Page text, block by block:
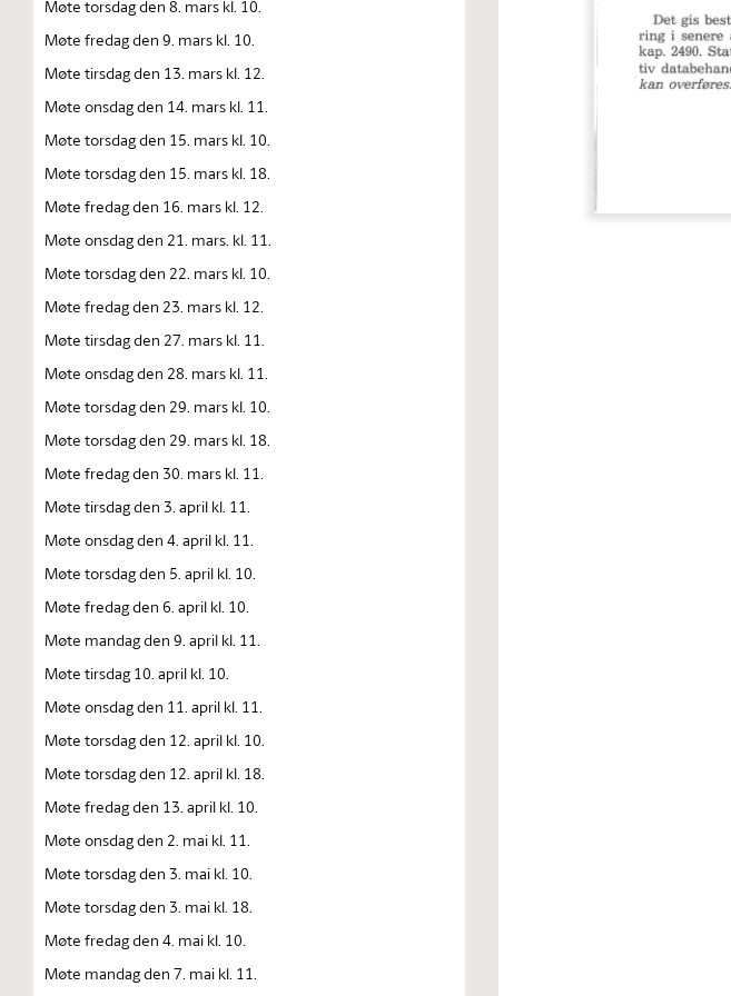
Møte torsdag den 8. mars kl. 10.
Møte fredag den 9. mars kl. 10.
Møte tirsdag den 13. mars kl. 12.
Møte onsdag den 14. mars kl. 11.
Møte torsdag den 15. mars kl. 10.
Møte torsdag den 15. mars kl. 18.
Møte fredag den 16. mars kl. 12.
Møte onsdag den 21. mars. kl. 11.
Møte torsdag den 22. mars kl. 10.
Møte fredag den 23. mars kl. 12.
Møte tirsdag den 27. mars kl. 11.
Møte onsdag den 28. mars kl. 11.
Møte torsdag den 29. mars kl. 10.
Møte torsdag den 29. mars kl. 18.
Møte fredag den 30. mars kl. 11.
Møte tirsdag den 3. april kl. 11.
Møte onsdag den 4. april kl. 11.
Møte torsdag den 5. april kl. 10.
Møte fredag den 6. april kl. 10.
Møte mandag den 9. april kl. 11.
Møte tirsdag 10. april kl. 10.
Møte onsdag den 11. april kl. 11.
Møte torsdag den 12. april kl. 10.
Møte torsdag den 12. april kl. 18.
Møte fredag den 13. april kl. 10.
Møte onsdag den 2. mai kl. 11.
Møte torsdag den 3. mai kl. 10.
Møte torsdag den 3. mai kl. 18.
Møte fredag den 4. mai kl. 10.
Møte mandag den 7. mai kl. 11.